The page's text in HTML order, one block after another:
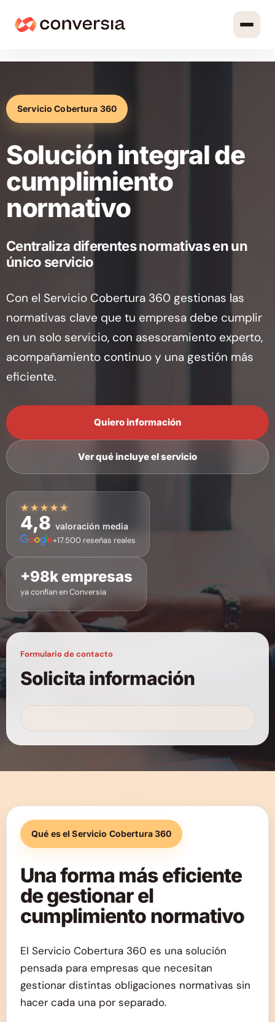
Servicio Cobertura 360
Solución integral de
cumplimiento
normativo
Centraliza diferentes normativas en un
único servicio
Con el Servicio Cobertura 360 gestionas las
normativas clave que tu empresa debe cumplir
en un solo servicio, con asesoramiento experto,
acompañamiento continuo y una gestión más
eficiente.
Quiero información
Ver qué incluye el servicio
★★★★★
4,8 valoración media
+17.500 reseñas reales
+98k empresas
ya confían en Conversia
Formulario de contacto
Solicita información
Qué es el Servicio Cobertura 360
Una forma más eficiente
de gestionar el
cumplimiento normativo
El Servicio Cobertura 360 es una solución
pensada para empresas que necesitan
gestionar distintas obligaciones normativas sin
hacer cada una por separado.